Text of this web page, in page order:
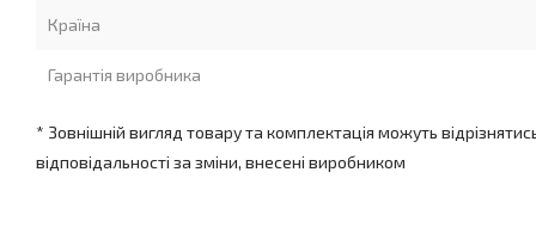
Країна
Гарантія виробника
* Зовнішній вигляд товару та комплектація можуть
відповідальності за зміни, внесені виробником